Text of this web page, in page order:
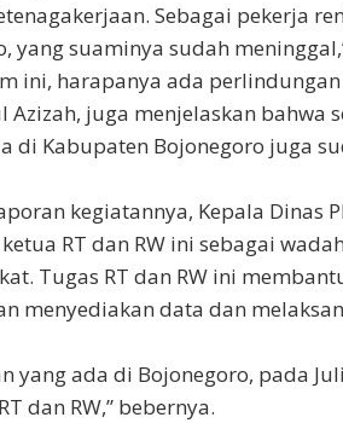
Sebagai pekerja
yang suaminya sudah
ini, harapanya ada
juga menjelaskan bahwa
di Kabupaten Bojonegoro juga
kegiatannya, Kepala Dinas
RT dan RW ini sebagai
Tugas RT dan RW ini
menyediakan data dan
yang ada di Bojonegoro, pada
dan RW,” bebernya.